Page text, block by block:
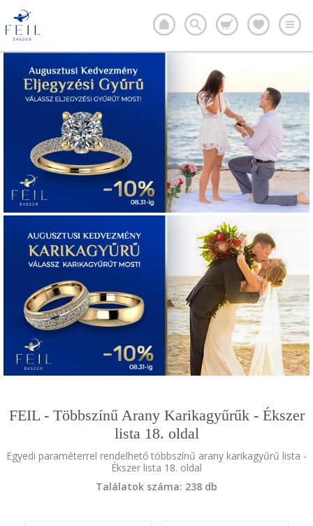
FEIL - Többszínű Arany Karikagyűrűk - Ékszer
lista 18. oldal
Egyedi paraméterrel rendelhető többszínű arany karikagyűrű lista -
Ékszer lista 18. oldal
Találatok száma: 238 db